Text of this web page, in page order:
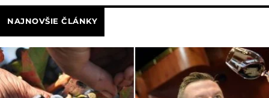
NAJNOVŠIE ČLÁNKY